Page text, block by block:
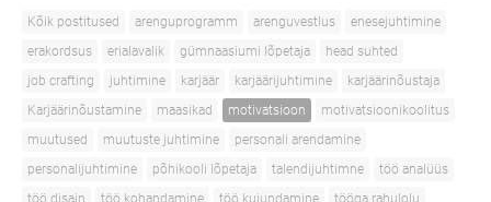
Kõik postitused arenguprogramm arenguvestlus
enesejuhtimine
erakordsus
erialavalik gümnaasiumi lõpetaja
head suhted
job crafting
juhtimine karjäär karjäärijuhtimine
karjäärinõustaja
Karjäärinõustamine
maasikad motivatsioon
motivatsioonikoolitus
muutused
muutuste juhtimine
personali arendamine
personalijuhtimine
põhikooli lõpetaja talendijuhtimne
töö analüüs
töö disain
töö kohandamine töö kujundamine
tööga rahulolu